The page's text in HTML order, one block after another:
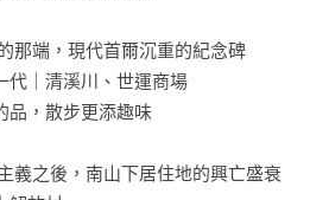
那端，現代首爾沉重的紀念碑
義之後，南山下居住地的興亡盛衰